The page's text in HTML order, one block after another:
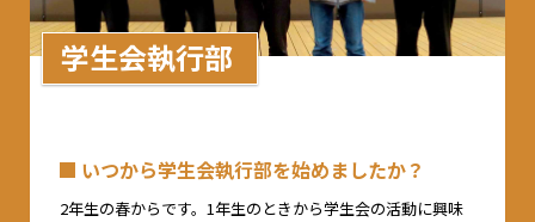
学生会執行部
いつから学生会執行部を始めましたか？
2年生の春からです。1年生のときから学生会の活動に興味